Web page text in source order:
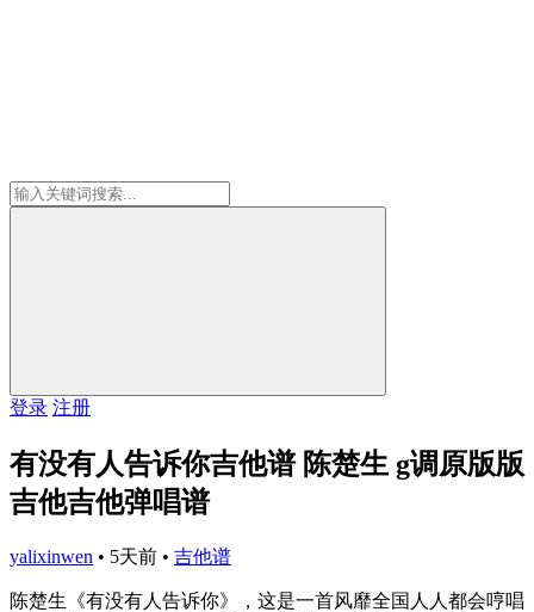
登录 注册
有没有人告诉你吉他谱 陈楚生 g调原版版
吉他吉他弹唱谱
yalixinwen • 5天前 • 吉他谱
陈楚生《有没有人告诉你》，这是一首风靡全国人人都会哼唱